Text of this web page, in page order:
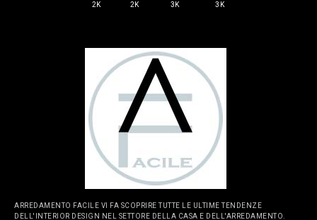
2K
2K
3K
3K
ARREDAMENTO FACILE VI FA SCOPRIRE TUTTE LE ULTIME TENDENZE
DELL'INTERIOR DESIGN NEL SETTORE DELLA CASA E DELL'ARREDAMENTO.